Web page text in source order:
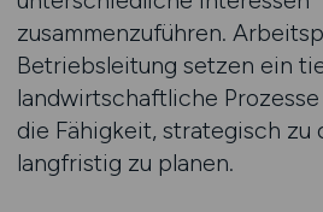
zusammenzuführen.
Betriebsleitung setzen ein
landwirtschaftliche
die Fähigkeit, strategisch zu
langfristig zu planen.